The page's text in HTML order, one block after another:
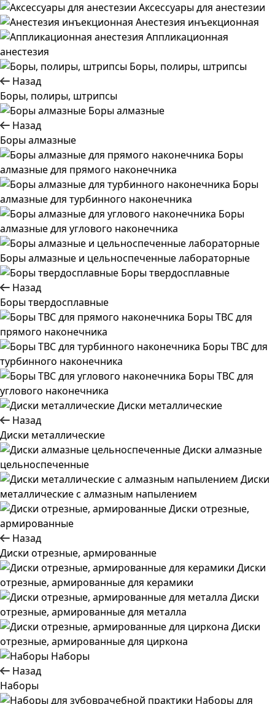
Аксессуары для анестезии
Анестезия инъекционная
Аппликационная
анестезия
Боры, полиры, штрипсы
Назад
Боры, полиры, штрипсы
Боры алмазные
Назад
Боры алмазные
Боры
алмазные для прямого наконечника
Боры
алмазные для турбинного наконечника
Боры
алмазные для углового наконечника
Боры алмазные и цельноспеченные лабораторные
Боры твердосплавные
Назад
Боры твердосплавные
Боры ТВС для
прямого наконечника
Боры ТВС для
турбинного наконечника
Боры ТВС для
углового наконечника
Диски металлические
Назад
Диски металлические
Диски алмазные
цельноспеченные
Диски
металлические с алмазным напылением
Диски отрезные,
армированные
Назад
Диски отрезные, армированные
Диски
отрезные, армированные для керамики
Диски
отрезные, армированные для металла
Диски
отрезные, армированные для циркона
Наборы
Назад
Наборы
Наборы для